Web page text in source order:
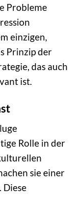
Probleme
einzigen,
Prinzip der
das auch
ist.
Rolle in der
sie einer
Diese